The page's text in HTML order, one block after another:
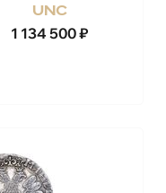
unc
1 134 500₽